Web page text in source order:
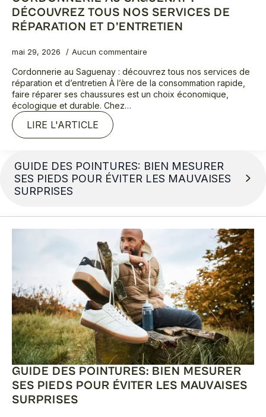
DÉCOUVREZ TOUS NOS SERVICES DE
RÉPARATION ET D’ENTRETIEN
mai 29, 2026 Aucun commentaire
Cordonnerie au Saguenay : découvrez tous nos services de
réparation et d’entretien À l’ère de la consommation rapide,
faire réparer ses chaussures est un choix économique,
écologique et durable. Chez…
LIRE L'ARTICLE
GUIDE DES POINTURES: BIEN MESURER
SES PIEDS POUR ÉVITER LES MAUVAISES
SURPRISES
GUIDE DES POINTURES: BIEN MESURER
SES PIEDS POUR ÉVITER LES MAUVAISES
SURPRISES